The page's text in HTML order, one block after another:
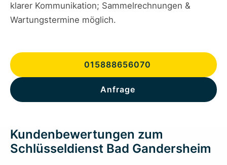
klarer Kommunikation; Sammelrechnungen &
Wartungstermine möglich.
015888656070
Anfrage
Kundenbewertungen zum
Schlüsseldienst Bad Gandersheim